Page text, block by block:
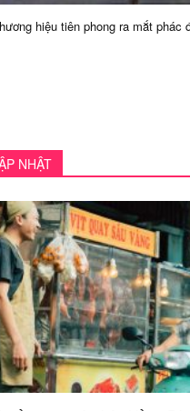
hiệu tiên phong ra mắt phác
NHẬT